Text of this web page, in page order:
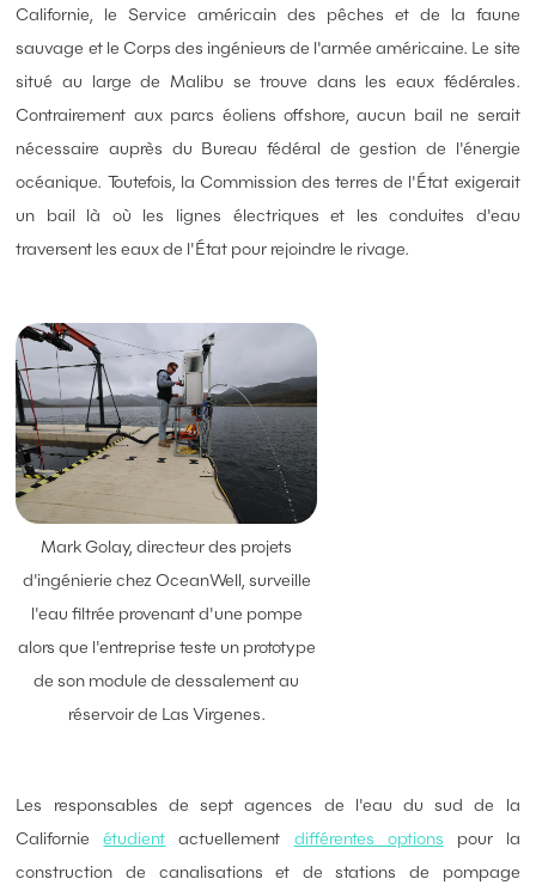
Californie, le Service américain des pêches et de la faune
sauvage et le Corps des ingénieurs de l'armée américaine. Le site
situé au large de Malibu se trouve dans les eaux fédérales.
Contrairement aux parcs éoliens offshore, aucun bail ne serait
nécessaire auprès du Bureau fédéral de gestion de l'énergie
océanique. Toutefois, la Commission des terres de l'État exigerait
un bail là où les lignes électriques et les conduites d'eau
traversent les eaux de l'État pour rejoindre le rivage.
Mark Golay, directeur des projets
d'ingénierie chez OceanWell, surveille
l'eau filtrée provenant d'une pompe
alors que l'entreprise teste un prototype
de son module de dessalement au
réservoir de Las Virgenes.
Les responsables de sept agences de l'eau du sud de la
Californieétudient actuellement différentes options pour la
construction de canalisations et de stations de pompage